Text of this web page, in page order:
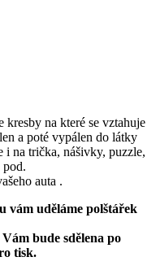
kresby na které se vztahuje
a poté vypálen do látky
na trička, nášivky, puzzle,
pod.
auta .
vám uděláme polštářek
bude sdělena po
tisk.